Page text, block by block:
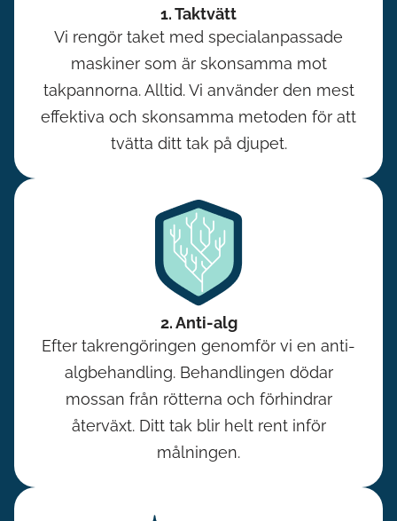
1. Taktvätt
Vi rengör taket med specialanpassade
maskiner som är skonsamma mot
takpannorna. Alltid. Vi använder den mest
effektiva och skonsamma metoden för att
tvätta ditt tak på djupet.
2. Anti-alg
Efter takrengöringen genomför vi en anti-
algbehandling. Behandlingen dödar
mossan från rötterna och förhindrar
återväxt. Ditt tak blir helt rent inför
målningen.